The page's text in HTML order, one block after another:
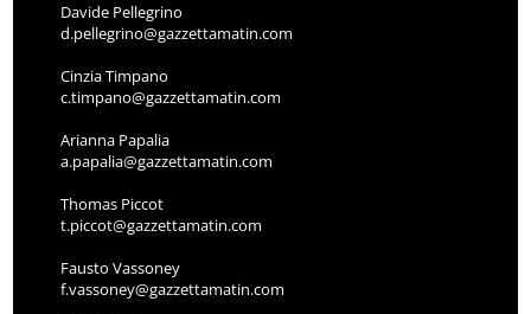
Davide Pellegrino
d.pellegrino@gazzettamatin.com
Cinzia Timpano
c.timpano@gazzettamatin.com
Arianna Papalia
a.papalia@gazzettamatin.com
Thomas Piccot
t.piccot@gazzettamatin.com
Fausto Vassoney
f.vassoney@gazzettamatin.com